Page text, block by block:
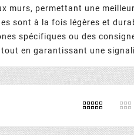
murs, permettant une
sont à la fois légères et
spécifiques ou des
en garantissant une